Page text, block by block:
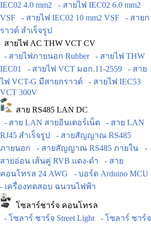
IEC02 4.0 mm2
- สายไฟ IEC02 6.0 mm2
VSF
- สายไฟ IEC02 10 mm2 VSF
- สายก
ราวด์ สำเร็จรูป
สายไฟ AC THW VCT CV
- สายไฟภายนอก Rubber
- สายไฟ THW
IEC01
- สายไฟ VCT มอก.11-2559
- สาย
ไฟ VCT-G มีสายกราวด์
- สายไฟ IEC53
VCT 300V
สาย RS485 LAN DC
- สาย LAN สายอินเตอร์เน็ต
- สาย LAN
RJ45 สำเร็จรูป
- สายสัญญาณ RS485
ภายนอก
- สายสัญญาณ RS485 ภายใน
-
สายอ่อน เส้นคู่ RVB แดง-ดำ
- สาย
คอนโทรล 24 AWG
- บอร์ด Arduino MCU
- เครื่องทดสอบ ฉนวนไฟฟ้า
โซลาร์ชาร์จ คอนโทรล
- โซลาร์ ชาร์จ Street Light
- โซลาร์ ชาร์จ